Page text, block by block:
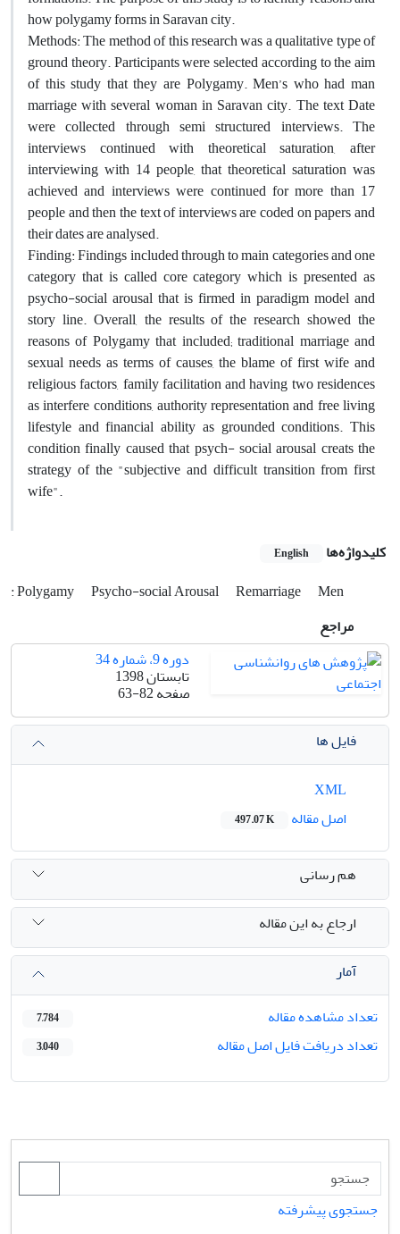
how polygamy forms in Saravan city.
Methods: The method of this research was a qualitative type of
ground theory. Participants were selected according to the aim
of this study that they are Polygamy. Men’s who had man
marriage with several woman in Saravan city. The text Date
were collected through semi structured interviews. The
interviews continued with theoretical saturation, after
interviewing with 14 people, that theoretical saturation was
achieved and interviews were continued for more than 17
people and then the text of interviews are coded on papers and
their dates are analysed.
Finding: Findings included through to main categories and one
category that is called core category which is presented as
psycho-social arousal that is firmed in paradigm model and
story line. Overall, the results of the research showed the
reasons of Polygamy that included; traditional marriage and
sexual needs as terms of causes, the blame of first wife and
religious factors, family facilitation and having two residences
as interfere conditions, authority representation and free living
lifestyle and financial ability as grounded conditions. This
condition finally caused that psych- social arousal creats the
strategy of the "subjective and difficult transition from first
wife".
کلیدواژه‌ها English
: Polygamy Psycho-social Arousal Remarriage
Men
مراجع
دوره 9، شماره 34
تابستان 1398
صفحه63-82
فایل ها
اصل مقاله
497.07 K
هم رسانی
ارجاع به این مقاله
آمار
تعداد مشاهده مقاله
7,784
تعداد دریافت فایل اصل مقاله 3,040
جستجوی پیشرفته